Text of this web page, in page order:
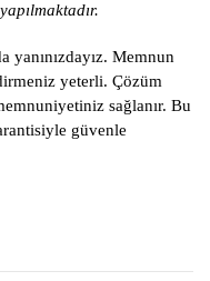
yanınızdayız. Memnun
yeterli. Çözüm
sağlanır. Bu
güvenle